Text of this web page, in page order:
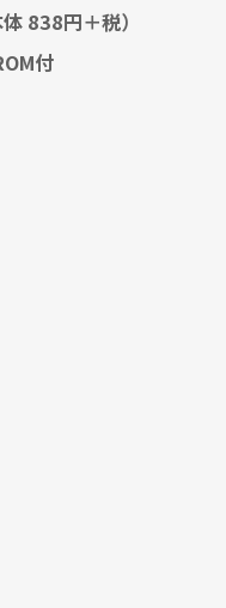
838円＋税）
付